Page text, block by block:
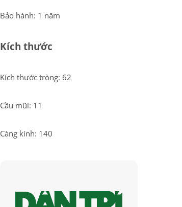
Bảo hành: 1 năm
Kích thước
Kích thước tròng: 62
Cầu mũi: 11
Càng kính: 140